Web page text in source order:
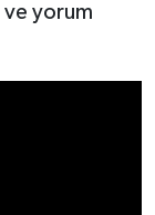
yorum